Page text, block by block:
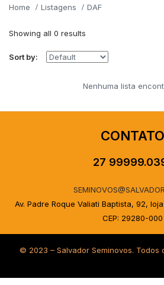
Home Listagens DAF
Showing all 0 results
Sort by:
Nenhuma lista
CONTATO
27
Av. Padre Roque Valiati Baptista, 92,
CEP: 29280-000
© 2023 – Salvador Seminovos. Todos